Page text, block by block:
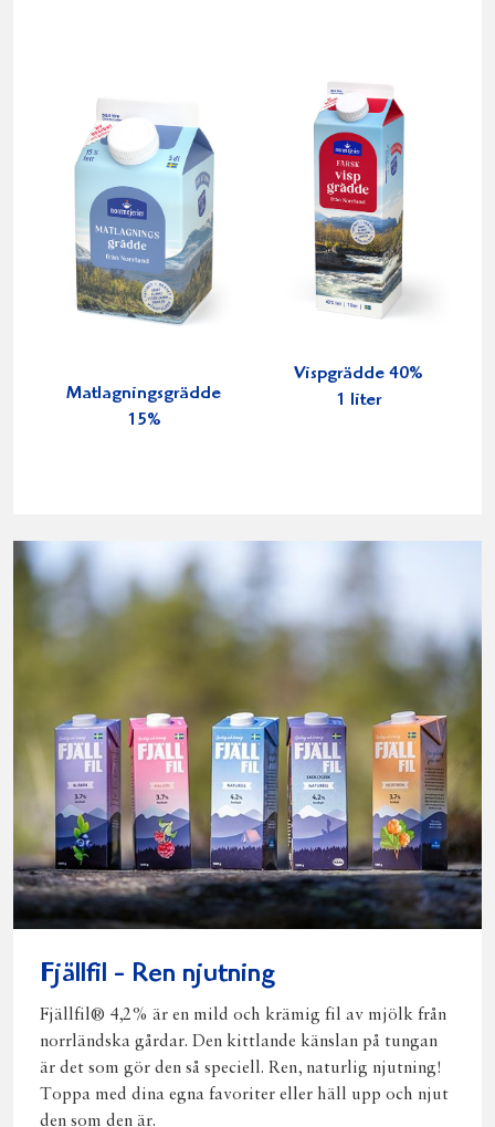
Matlagningsgrädde
15%
Vispgrädde 40%
1 liter
Fjällfil - Ren njutning
Fjällfil® 4,2% är en mild och krämig fil av mjölk från
norrländska gårdar. Den kittlande känslan på tungan
är det som gör den så speciell. Ren, naturlig njutning!
Toppa med dina egna favoriter eller häll upp och njut
den som den är.